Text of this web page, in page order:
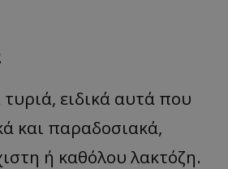
ειδικά αυτά που
και παραδοσιακά,
ή καθόλου λακτόζη.